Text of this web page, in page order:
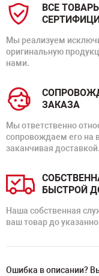
ВСЕ
Мы реализуем
оригинальную
нами.
ЗАКАЗА
Мы ответственно
сопровождаем его на
заканчивая доставкой.
БЫСТРОЙ
Наша собственная
ваш товар до
Ошибка в описании?